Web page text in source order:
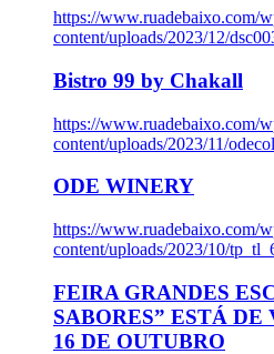
https://www.ruadebaixo.com/
content/uploads/2023/12/
Bistro 99 by Chakall
https://www.ruadebaixo.com/
content/uploads/2023/11/
ODE WINERY
https://www.ruadebaixo.com/
content/uploads/2023/10/
FEIRA GRANDES
SABORES” ESTÁ
16 DE OUTUBRO